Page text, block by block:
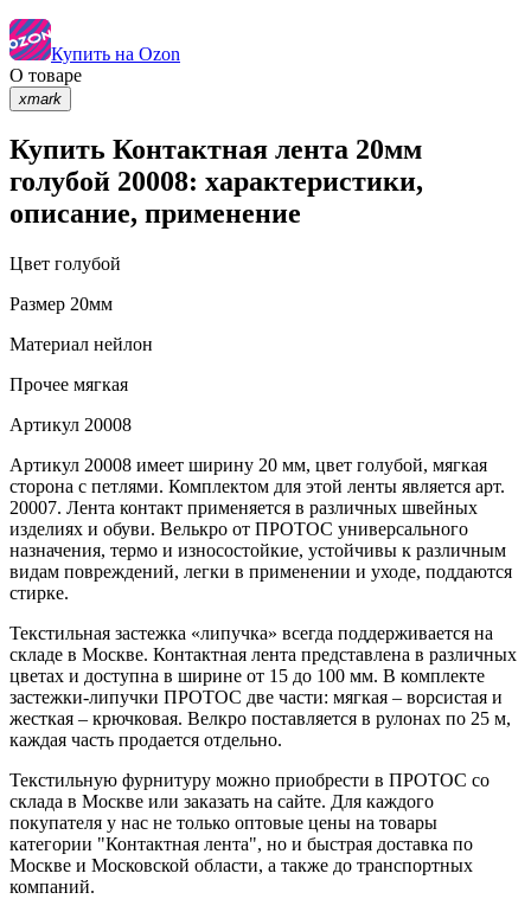
Купить на Ozon
О товаре
xmark
Купить Контактная лента 20мм
голубой 20008: характеристики,
описание, применение
Цвет голубой
Размер 20мм
Материал нейлон
Прочее мягкая
Артикул 20008
Артикул 20008 имеет ширину 20 мм, цвет голубой, мягкая
сторона с петлями. Комплектом для этой ленты является арт.
20007. Лента контакт применяется в различных швейных
изделиях и обуви. Велькро от ПРОТОС универсального
назначения, термо и износостойкие, устойчивы к различным
видам повреждений, легки в применении и уходе, поддаются
стирке.
Текстильная застежка «липучка» всегда поддерживается на
складе в Москве. Контактная лента представлена в различных
цветах и доступна в ширине от 15 до 100 мм. В комплекте
застежки-липучки ПРОТОС две части: мягкая – ворсистая и
жесткая – крючковая. Велкро поставляется в рулонах по 25 м,
каждая часть продается отдельно.
Текстильную фурнитуру можно приобрести в ПРОТОС со
склада в Москве или заказать на сайте. Для каждого
покупателя у нас не только оптовые цены на товары
категории "Контактная лента", но и быстрая доставка по
Москве и Московской области, а также до транспортных
компаний.